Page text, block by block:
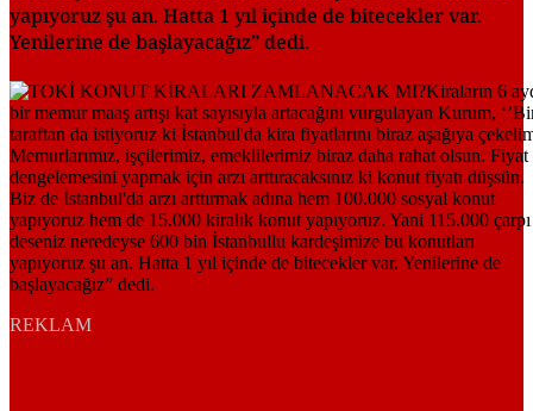
yapıyoruz şu an. Hatta 1 yıl içinde de bitecekler var.
Yenilerine de başlayacağız” dedi.
REKLAM